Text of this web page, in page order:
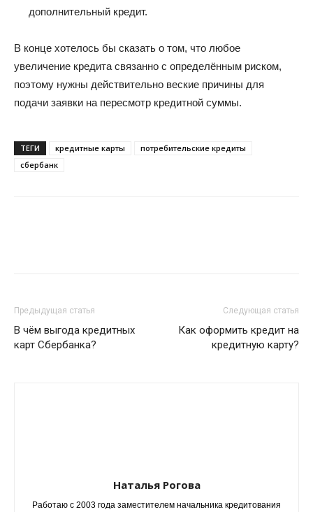
дополнительный кредит.
В конце хотелось бы сказать о том, что любое
увеличение кредита связанно с определённым риском,
поэтому нужны действительно веские причины для
подачи заявки на пересмотр кредитной суммы.
ТЕГИ кредитные карты
потребительские кредиты
сбербанк
Предыдущая статья
В чём выгода кредитных
карт Сбербанка?
Следующая статья
Как оформить кредит на
кредитную карту?
Наталья Рогова
Работаю с 2003 года заместителем начальника кредитования